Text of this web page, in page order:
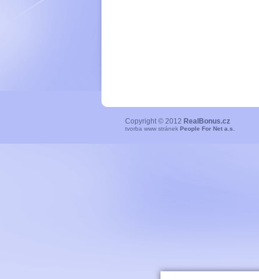
Copyright © 2012 RealBonus.cz
tvorba www stránek People For Net a.s.